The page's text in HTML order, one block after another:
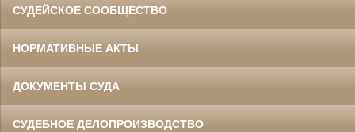
СУДЕЙСКОЕ СООБЩЕСТВО
НОРМАТИВНЫЕ АКТЫ
ДОКУМЕНТЫ СУДА
СУДЕБНОЕ ДЕЛОПРОИЗВОДСТВО